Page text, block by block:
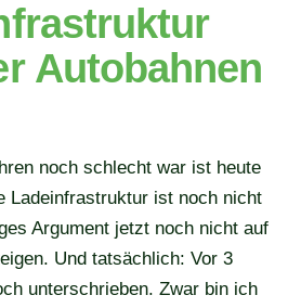
Autobahnen
noch schlecht war ist heute
Ladeinfrastruktur ist noch nicht
Argument jetzt noch nicht auf
Und tatsächlich: Vor 3
unterschrieben. Zwar bin ich